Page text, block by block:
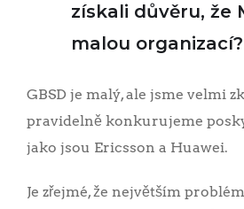
získali důvěru, že
malou organizací?
GBSD je malý, ale jsme velmi
pravidelně konkurujeme
jako jsou Ericsson a Huawei.
Je zřejmé, že největším